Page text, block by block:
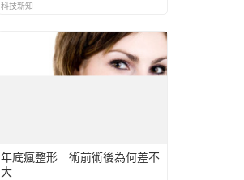
科技新知
年底瘋整形 術前術後為何差不
大